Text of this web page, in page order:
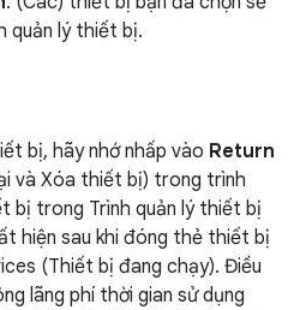
quản lý thiết bị.
bị, hãy nhớ nhấp vào Return
và Xóa thiết bị) trong trình
bị trong Trình quản lý thiết bị
hiện sau khi đóng thẻ thiết bị
(Thiết bị đang chạy). Điều
lãng phí thời gian sử dụng